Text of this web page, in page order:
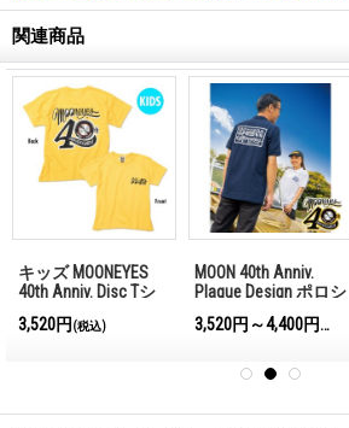
関連商品
キッズ MOONEYES
40th Anniv. Disc Tシ
3,520円 (税込)
MOON 40th Anniv.
Plaque Design ポロシ
3,520円～4,400円
(税込)